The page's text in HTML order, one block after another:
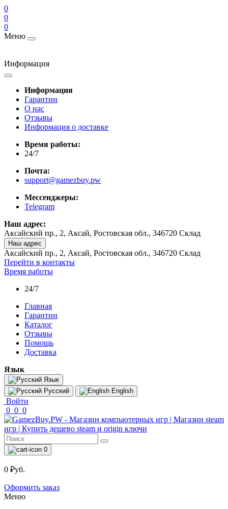
0
0
0
Меню
Информация
Информация
Гарантии
О нас
Отзывы
Информация о доставке
Время работы:
24/7
Почта:
support@gamezbuy.pw
Мессенджеры:
Telegram
Наш адрес:
Аксайский пр., 2, Аксай, Ростовская обл., 346720 Склад
Наш адрес
Аксайский пр., 2, Аксай, Ростовская обл., 346720 Склад
Перейти в контакты
Время работы
24/7
Главная
Гарантии
Каталог
Отзывы
Помощь
Доставка
Язык
Язык
Русский
English
Войти
0 0 0
0
0 ₽уб.
Оформить заказ
Меню